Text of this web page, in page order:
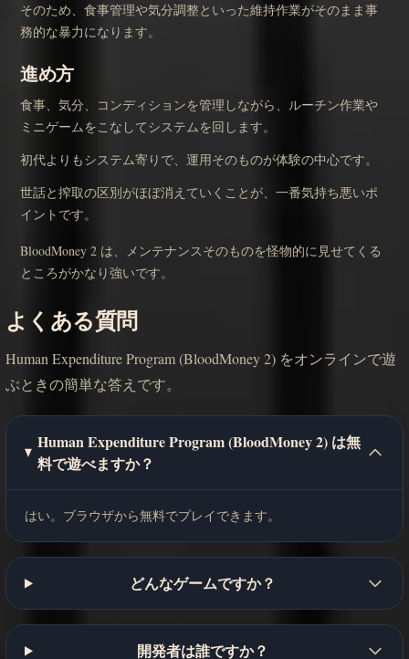
そのため、食事管理や気分調整といった維持作業がそのまま事
務的な暴力になります。
進め方
食事、気分、コンディションを管理しながら、ルーチン作業や
ミニゲームをこなしてシステムを回します。
初代よりもシステム寄りで、運用そのものが体験の中心です。
世話と搾取の区別がほぼ消えていくことが、一番気持ち悪いポ
イントです。
BloodMoney 2 は、メンテナンスそのものを怪物的に見せてくる
ところがかなり強いです。
よくある質問
Human Expenditure Program (BloodMoney 2) をオンラインで遊
ぶときの簡単な答えです。
Human Expenditure Program (BloodMoney 2) は無
料で遊べますか？
はい。ブラウザから無料でプレイできます。
どんなゲームですか？
開発者は誰ですか？